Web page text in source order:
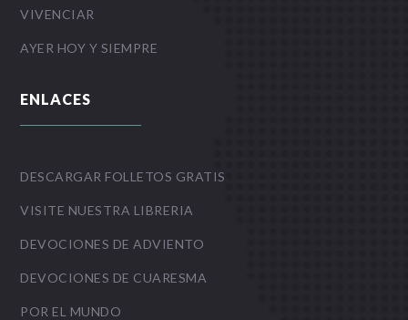
VIVENCIAR
AYER HOY Y SIEMPRE
ENLACES
DESCARGAR FOLLETOS GRATIS
VISITE NUESTRA LIBRERIA
DEVOCIONES DE ADVIENTO
DEVOCIONES DE CUARESMA
POR EL MUNDO